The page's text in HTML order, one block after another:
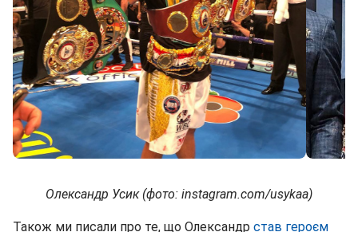
Олександр Усик (фото: instagram.com/usykaa)
Також ми писали про те, що Олександр став героєм